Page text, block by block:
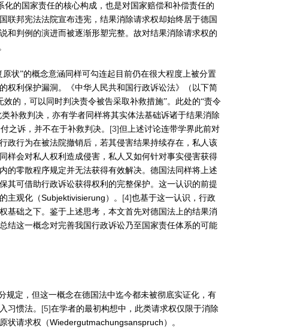
化的国家责任的核心构成，也是对国家赔偿和补偿责任的
联邦宪法法院宣布违宪，结果消除请求权却始终居于德国
和判例的演进而被逐渐形塑完整。故对结果消除请求权的
状”的概念意涵同样可勾连起目前仍在很大程度上被分置
权利保护漏洞。《中华人民共和国行政诉讼法》（以下简
的，可以同时判决责令被告采取补救措施”。此处的“责令
补救判决，亦有学者同样将其实体法基础诉诸于结果消除
之诉，并不在于补救判决。 [3]但上述讨论连带学界此前对
政行为在被法院撤销后，若其侵害结果持续存在，私人该
样会对私人权利造成侵害，私人又如何针对事实侵害获得
的零散程序规定并无法获得有效解决。德国法同样将上述
其可借助行政诉讼获得权利的完整保护。这一认识的前提
主观化（Subjektivisierung ）。 [4]也基于这一认识，行政
基础之下。鉴于上述思考，本文首先对德国法上的结果消
结这一概念对完善我国行政诉讼乃至国家责任体系的可能
规定，但这一概念在德国法中迄今都未被彻底实证化，有
习惯法。 [5]在学者的最初构想中，此类请求权仅限于消除
状请求权（Wiedergutmachungsanspruch ）。